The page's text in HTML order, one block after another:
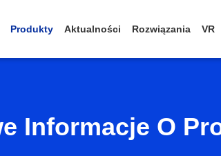
Produkty Aktualności Rozwiązania VR
Informacje O